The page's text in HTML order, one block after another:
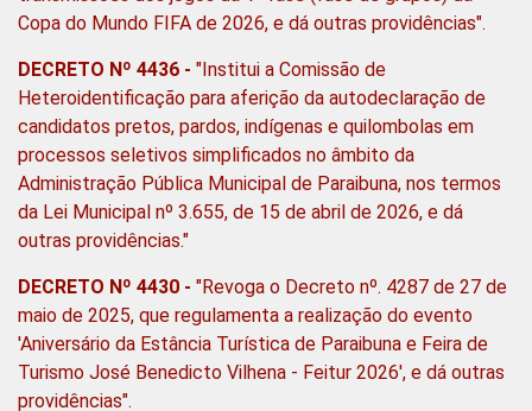
Copa do Mundo FIFA de 2026, e dá outras providências".
DECRETO Nº 4436 - "Institui a Comissão de
Heteroidentificação para aferição da autodeclaração de
candidatos pretos, pardos, indígenas e quilombolas em
processos seletivos simplificados no âmbito da
Administração Pública Municipal de Paraibuna, nos termos
da Lei Municipal nº 3.655, de 15 de abril de 2026, e dá
outras providências."
DECRETO Nº 4430 - "Revoga o Decreto nº. 4287 de 27 de
maio de 2025, que regulamenta a realização do evento
'Aniversário da Estância Turística de Paraibuna e Feira de
Turismo José Benedicto Vilhena - Feitur 2026', e dá outras
providências".